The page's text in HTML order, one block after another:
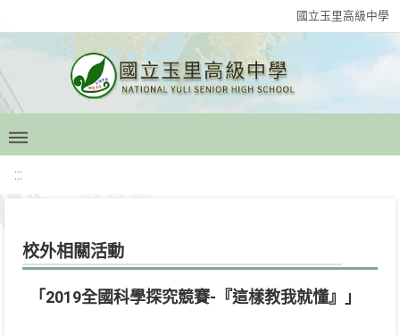
國立玉里高級中學
:::
校外相關活動
「2019全國科學探究競賽-『這樣教我就懂』」